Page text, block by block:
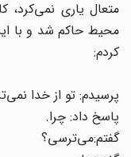
متعال یاری نمی‌کرد،
محیط حاکم شد و با
کردم:
پرسیدم: تو از خدا
پاسخ داد: چرا.
گفتم:‌می‌ترسی؟